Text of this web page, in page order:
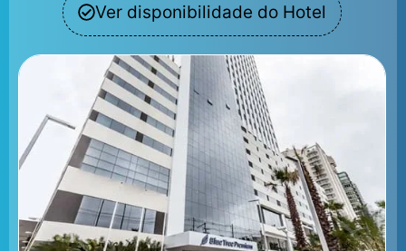
Ver disponibilidade do Hotel